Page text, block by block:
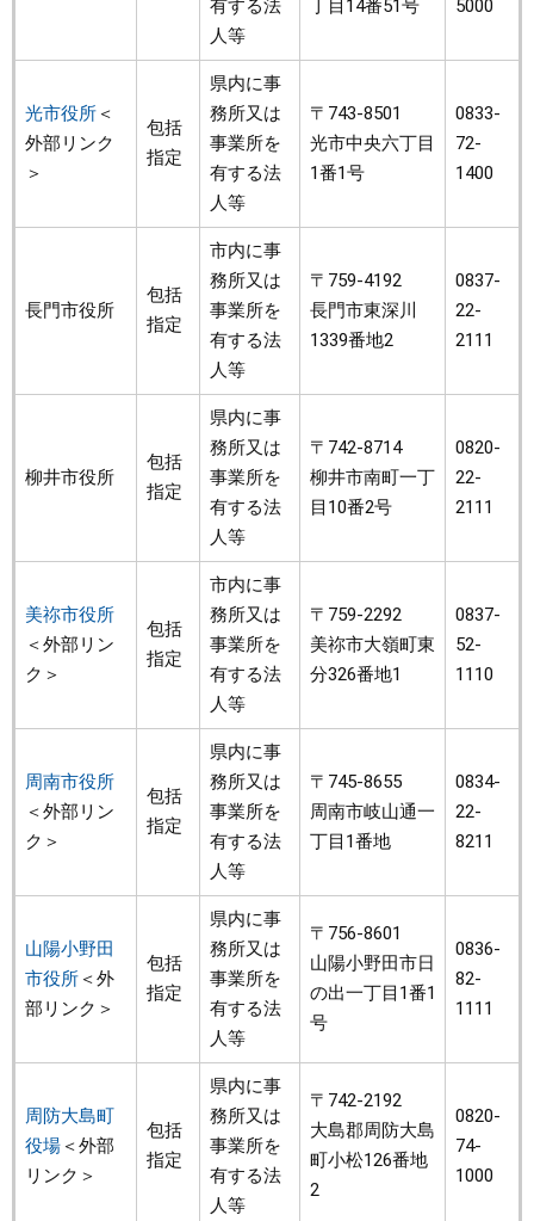
有する法
人等
丁目14番51号 5000
光市役所＜
外部リンク
＞
包括
指定
県内に事
務所又は
事業所を
有する法
人等
〒743-8501
光市中央六丁目
1番1号
0833-
72-
1400
長門市役所
包括
指定
市内に事
務所又は
事業所を
有する法
人等
〒759-4192
長門市東深川
1339番地2
0837-
22-
2111
柳井市役所
包括
指定
県内に事
務所又は
事業所を
有する法
人等
〒742-8714
柳井市南町一丁
目10番2号
0820-
22-
2111
美祢市役所
＜外部リン
ク＞
包括
指定
市内に事
務所又は
事業所を
有する法
人等
〒759-2292
美祢市大嶺町東
分326番地1
0837-
52-
1110
周南市役所
＜外部リン
ク＞
包括
指定
県内に事
務所又は
事業所を
有する法
人等
〒745-8655
周南市岐山通一
丁目1番地
0834-
22-
8211
山陽小野田
市役所＜外
部リンク＞
包括
指定
県内に事
務所又は
事業所を
有する法
人等
〒756-8601
山陽小野田市日
の出一丁目1番1
号
0836-
82-
1111
周防大島町
役場＜外部
リンク＞
包括
指定
県内に事
務所又は
事業所を
有する法
人等
〒742-2192
大島郡周防大島
町小松126番地
2
0820-
74-
1000